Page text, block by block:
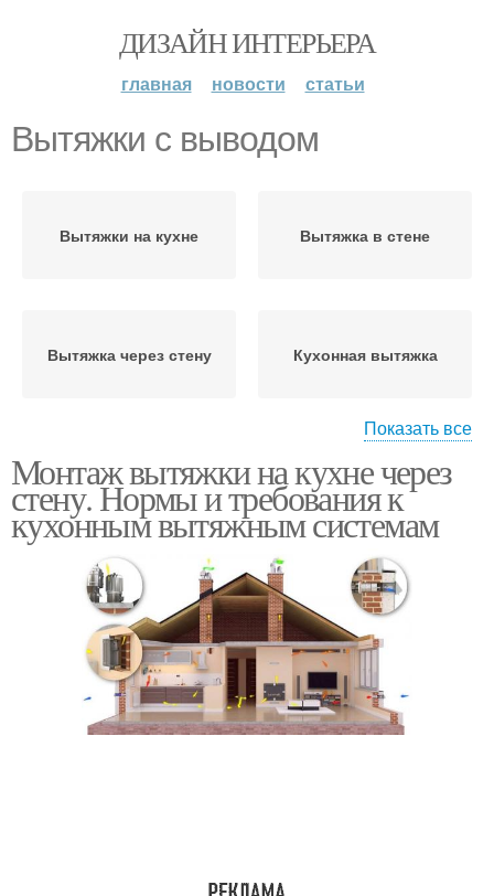
ДИЗАЙН ИНТЕРЬЕРА
главная новости статьи
Вытяжки с выводом
Вытяжки на кухне Вытяжка в стене
Вытяжка через стену Кухонная вытяжка
Вытяжки на кухню
Показать все
Монтаж вытяжки на кухне через
стену. Нормы и требования к
кухонным вытяжным системам